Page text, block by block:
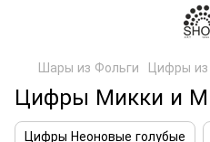
Шары из Фольги Цифры из
Цифры Микки и
Цифры Неоновые голубые